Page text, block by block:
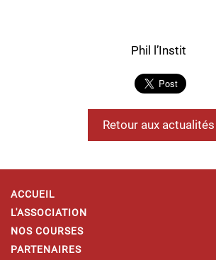
Phil l’Instit
Retour aux actualités
ACCUEIL
L'ASSOCIATION
NOS COURSES
PARTENAIRES